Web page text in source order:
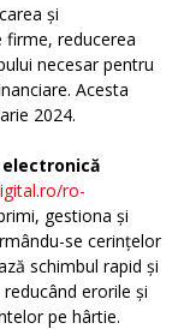
și
firme, reducerea
necesar pentru
Acesta
2024.
ro-
gestiona și
se cerințelor
schimbul rapid și
erorile și
pe hârtie.